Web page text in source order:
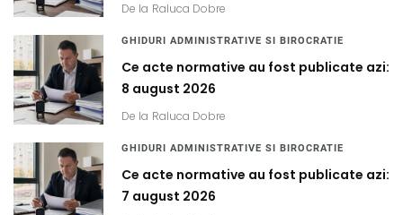
De la Raluca Dobre
GHIDURI ADMINISTRATIVE SI BIROCRATIE
Ce acte normative au fost publicate azi:
8 august 2026
De la Raluca Dobre
GHIDURI ADMINISTRATIVE SI BIROCRATIE
Ce acte normative au fost publicate azi:
7 august 2026